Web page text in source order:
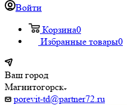
Войти
Корзина0
Избранные товары0
Ваш город
Магнитогорск
porevit-td@partner72.ru